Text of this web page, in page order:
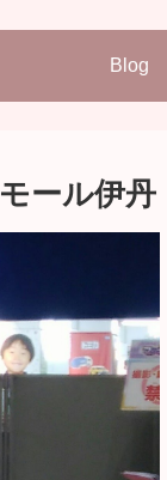
Blog
ール伊丹